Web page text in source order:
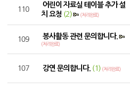
110
어린이 자료실 테이블 추가 설
치 요청 (2) (처리완료)
109 봉사활동 관련 문의합니다.
(처리완료)
107 강연 문의합니다. (1) (처리완료)